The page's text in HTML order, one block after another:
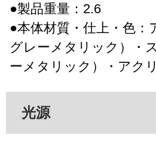
●製品重量：2.6
●本体材質・仕上・色
グレーメタリック）・
ーメタリック）・アク
光源